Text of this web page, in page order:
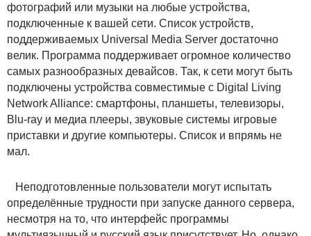
фотографий или музыки на любые устройства,
подключенные к вашей сети. Список устройств,
поддерживаемых Universal Media Server достаточно
велик. Программа поддерживает огромное количество
самых разнообразных девайсов. Так, к сети могут быть
подключены устройства совместимые с Digital Living
Network Alliance: смартфоны, планшеты, телевизоры,
Blu-ray и медиа плееры, звуковые системы игровые
приставки и другие компьютеры. Список и впрямь не
мал.
Неподготовленные пользователи могут испытать
определённые трудности при запуске данного сервера,
несмотря на то, что интерфейс программы